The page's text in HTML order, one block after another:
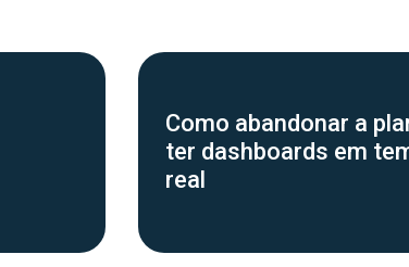
Como abandonar a
ter dashboards em
real